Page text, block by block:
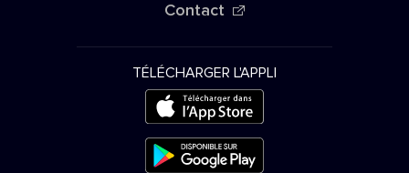
Contact
TÉLÉCHARGER L'APPLI